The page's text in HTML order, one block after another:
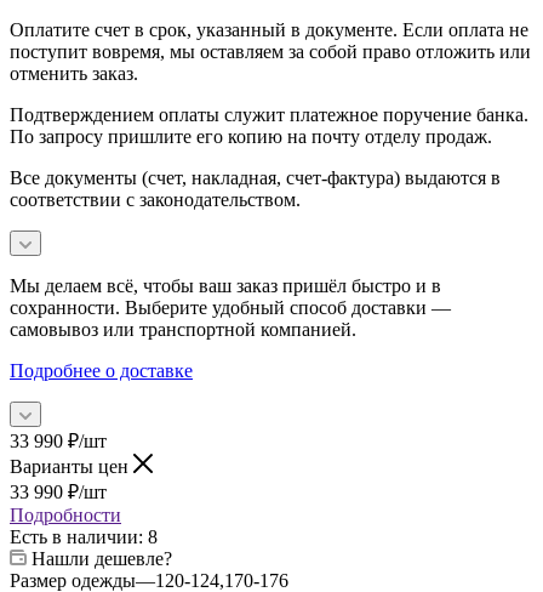
Оплатите счет в срок, указанный в документе. Если оплата не
поступит вовремя, мы оставляем за собой право отложить или
отменить заказ.
Подтверждением оплаты служит платежное поручение банка.
По запросу пришлите его копию на почту отделу продаж.
Все документы (счет, накладная, счет‑фактура) выдаются в
соответствии с законодательством.
Мы делаем всё, чтобы ваш заказ пришёл быстро и в
сохранности. Выберите удобный способ доставки —
самовывоз или транспортной компанией.
Подробнее о доставке
33 990 ₽/шт
Варианты цен
33 990 ₽/шт
Подробности
Есть в наличии: 8
Нашли дешевле?
Размер одежды—120-124,170-176